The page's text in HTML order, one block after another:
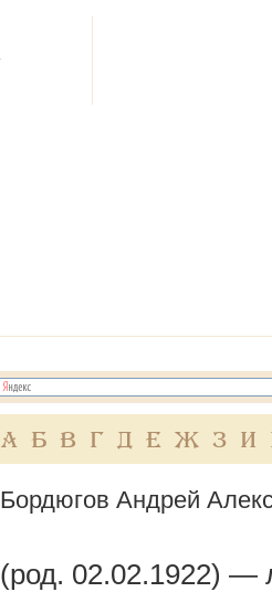
А Б В Г Д Е Ж З И
Бордюгов Андрей
(род. 02.02.1922) —